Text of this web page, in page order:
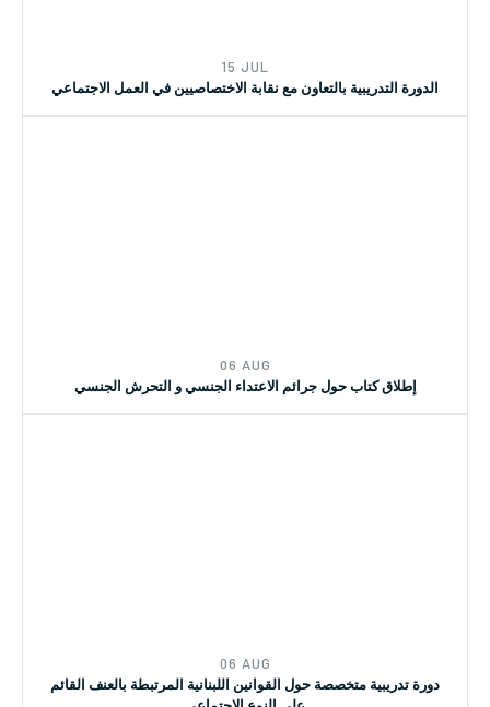
15 JUL
الدورة التدريبية بالتعاون مع نقابة الاختصاصيين في العمل الاجتماعي
06 AUG
إطلاق كتاب حول جرائم الاعتداء الجنسي و التحرش الجنسي
06 AUG
دورة تدريبية متخصصة حول القوانين اللبنانية المرتبطة بالعنف القائم